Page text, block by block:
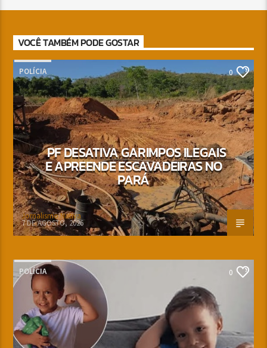
VOCÊ TAMBÉM PODE GOSTAR
POLÍCIA 0
PF DESATIVA GARIMPOS ILEGAIS
E APREENDE ESCAVADEIRAS NO
PARÁ
Jornalismo Nativa
7 DE AGOSTO, 2026
POLÍCIA 0